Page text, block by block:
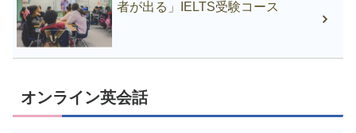
者が出る」IELTS受験コース
オンライン英会話